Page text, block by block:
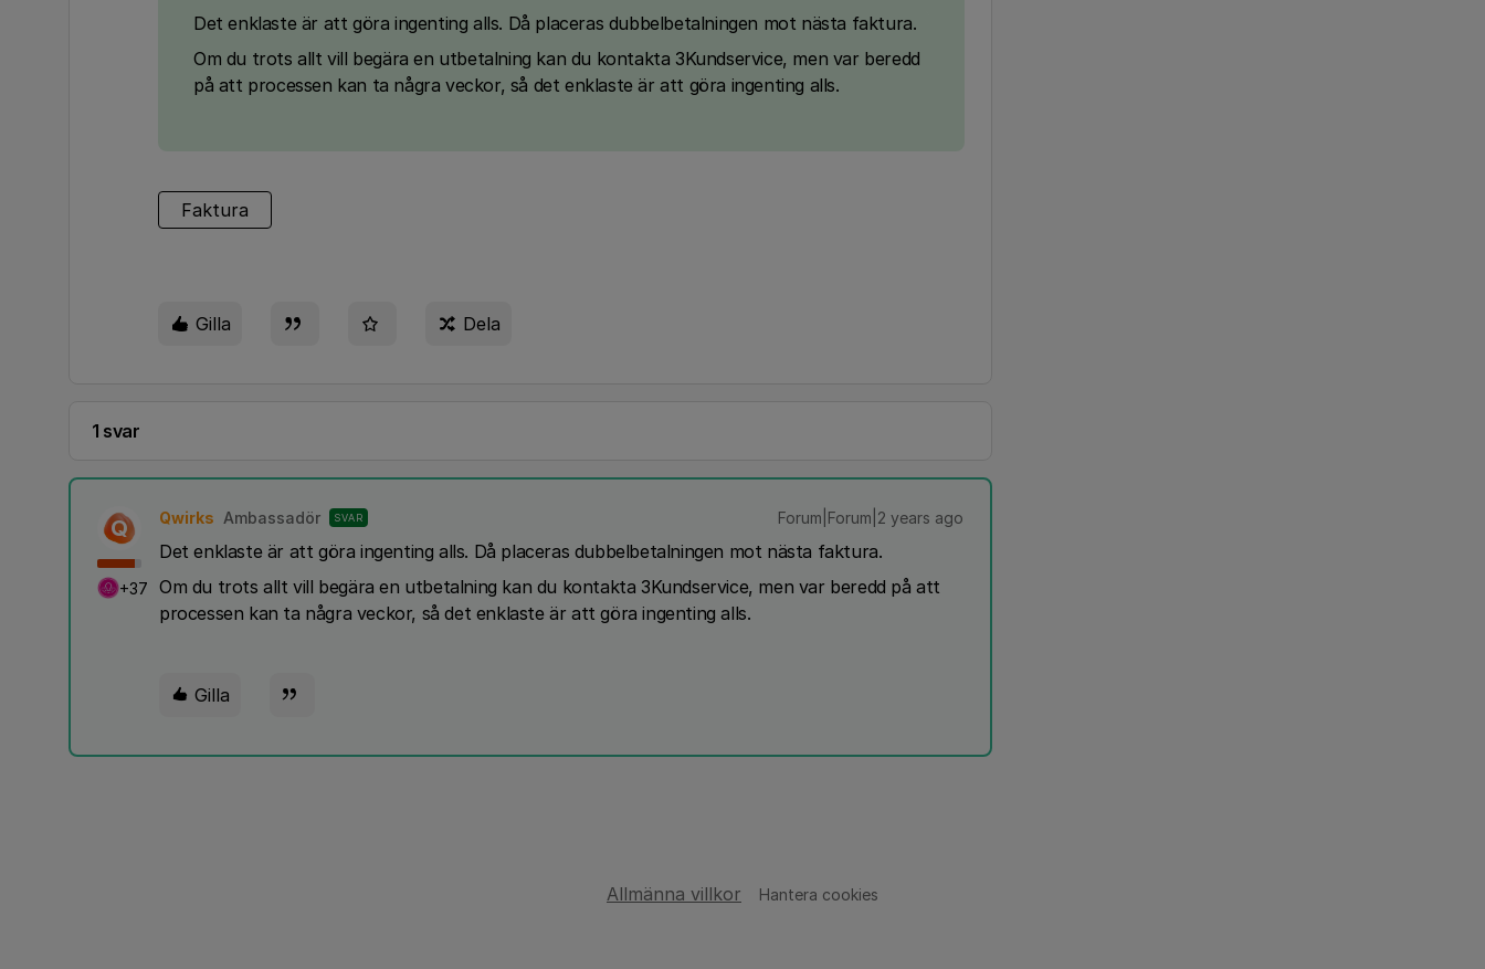
Det enklaste är att göra ingenting alls. Då placeras dubbelbetalningen mot nästa faktura.
Om du trots allt vill begära en utbetalning kan du kontakta 3Kundservice, men var beredd
på att processen kan ta några veckor, så det enklaste är att göra ingenting alls.
Faktura
Gilla Dela
1 svar
Q
+37
Qwirks Ambassadör SVAR Forum|Forum|2 years ago
Det enklaste är att göra ingenting alls. Då placeras dubbelbetalningen mot nästa faktura.
Om du trots allt vill begära en utbetalning kan du kontakta 3Kundservice, men var beredd på att
processen kan ta några veckor, så det enklaste är att göra ingenting alls.
Gilla
Allmänna villkor Hantera cookies